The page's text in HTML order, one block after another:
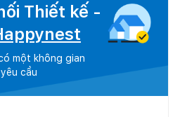
Thiết kế -
một không gian
cầu